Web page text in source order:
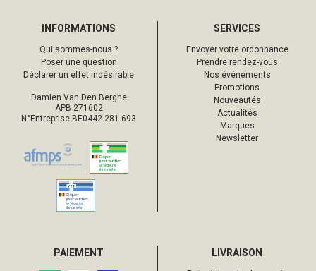
INFORMATIONS
Qui sommes-nous ?
Poser une question
Déclarer un effet indésirable
Damien Van Den Berghe
APB 271602
N°Entreprise BE0442.281.693
SERVICES
Envoyer votre ordonnance
Prendre rendez-vous
Nos événements
Promotions
Nouveautés
Actualités
Marques
Newsletter
PAIEMENT LIVRAISON